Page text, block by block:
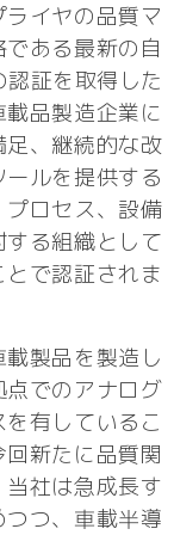
イヤの品質マ
ある最新の自
証を取得した
品製造企業に
、継続的な改
ルを提供する
ロセス、設備
る組織として
で認証されま
製品を製造し
でのアナログ
有しているこ
新たに品質関
社は急成長す
つ、車載半導